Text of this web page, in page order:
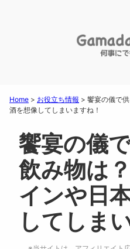
Home > お役立ち情報 > 饗宴の儀で
酒を想像してしまいますね！
饗宴の儀
飲み物は
インや日
してしま